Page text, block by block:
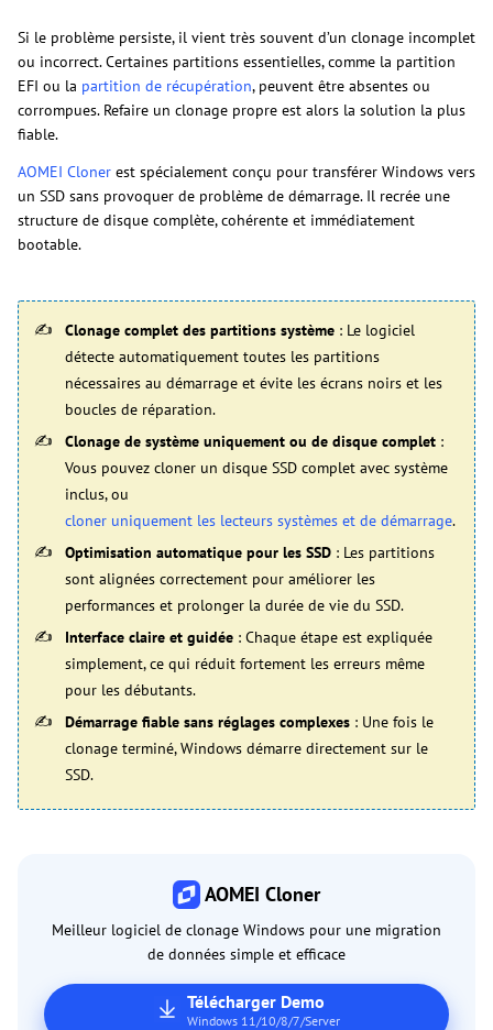
Si le problème persiste, il vient très souvent d’un clonage incomplet
ou incorrect. Certaines partitions essentielles, comme la partition
EFI ou la partition de récupération, peuvent être absentes ou
corrompues. Refaire un clonage propre est alors la solution la plus
fiable.
AOMEI Cloner est spécialement conçu pour transférer Windows vers
un SSD sans provoquer de problème de démarrage. Il recrée une
structure de disque complète, cohérente et immédiatement
bootable.
Clonage complet des partitions système : Le logiciel
détecte automatiquement toutes les partitions
nécessaires au démarrage et évite les écrans noirs et les
boucles de réparation.
Clonage de système uniquement ou de disque complet :
Vous pouvez cloner un disque SSD complet avec système
inclus, ou
cloner uniquement les lecteurs systèmes et de démarrage.
Optimisation automatique pour les SSD : Les partitions
sont alignées correctement pour améliorer les
performances et prolonger la durée de vie du SSD.
Interface claire et guidée : Chaque étape est expliquée
simplement, ce qui réduit fortement les erreurs même
pour les débutants.
Démarrage fiable sans réglages complexes : Une fois le
clonage terminé, Windows démarre directement sur le
SSD.
AOMEI Cloner
Meilleur logiciel de clonage Windows pour une migration
de données simple et efficace
Télécharger Demo
Windows 11/10/8/7/Server